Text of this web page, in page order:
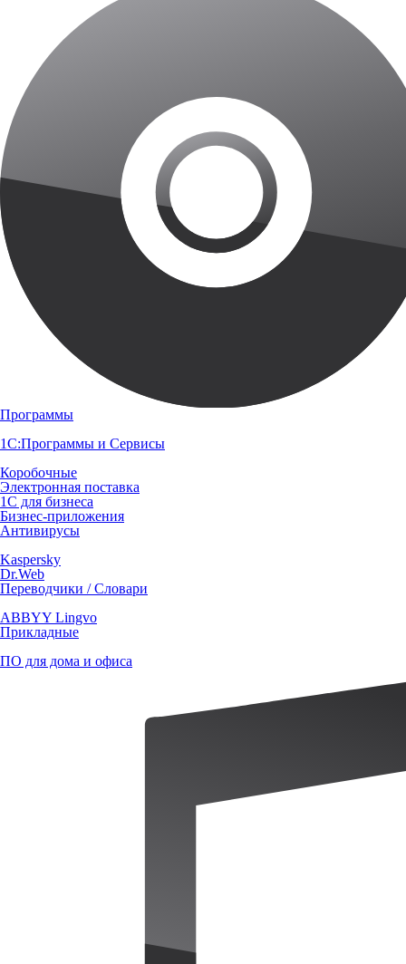
Программы
1С:Программы и Сервисы
Коробочные
Электронная поставка
1С для бизнеса
Бизнес-приложения
Антивирусы
Kaspersky
Dr.Web
Переводчики / Словари
ABBYY Lingvo
Прикладные
ПО для дома и офиса